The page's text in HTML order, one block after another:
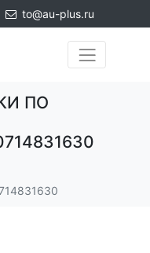
to@au-plus.ru
ПО